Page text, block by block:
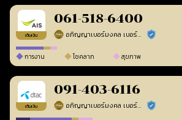
เติมเงิน
061-518-6400
อภิญญาเบอร์มงคล เบอร์สวยเลขศาสตร์ ร้านยืนยันแล้ว
การงาน โชคลาภ สุขภาพ
เติมเงิน
091-403-6116
อภิญญาเบอร์มงคล เบอร์สวยเลขศาสตร์ ร้านยืนยันแล้ว